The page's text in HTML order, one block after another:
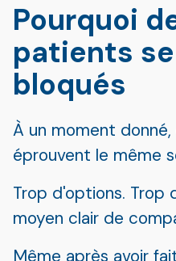
Pourquoi
patients
bloqués
À un moment
éprouvent le même
Trop d'options. Trop
moyen clair de
Même après avoir